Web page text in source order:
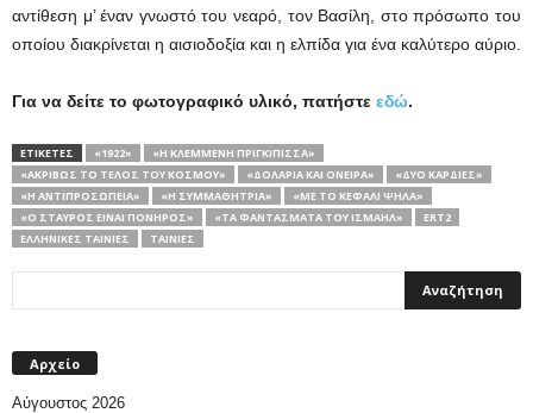
αντίθεση μ’ έναν γνωστό του νεαρό, τον Βασίλη, στο πρόσωπο του
οποίου διακρίνεται η αισιοδοξία και η ελπίδα για ένα καλύτερο αύριο.
Για να δείτε το φωτογραφικό υλικό, πατήστε εδώ.
ΕΤΙΚΕΤΕΣ «1922»
«H ΚΛΕΜΜΈΝΗ ΠΡΙΓΚΊΠΙΣΣΑ»
«ΑΚΡΙΒΏΣ ΤΟ ΤΈΛΟΣ ΤΟΥ ΚΌΣΜΟΥ»
«ΔΟΛΆΡΙΑ ΚΑΙ ΌΝΕΙΡΑ»
«ΔΎΟ ΚΑΡΔΙΈΣ»
«Η ΑΝΤΙΠΡΟΣΩΠΕΊΑ»
«Η ΣΥΜΜΑΘΉΤΡΙΑ»
«ΜΕ ΤΟ ΚΕΦΆΛΙ ΨΗΛΆ»
«Ο ΣΤΑΎΡΟΣ ΕΊΝΑΙ ΠΟΝΗΡΌΣ»
«ΤΑ ΦΑΝΤΆΣΜΑΤΑ ΤΟΥ ΙΣΜΑΉΛ»
ERT2
ΕΛΛΗΝΙΚΈΣ ΤΑΙΝΊΕΣ
ΤΑΙΝΙΕΣ
Αρχείο
Αύγουστος 2026